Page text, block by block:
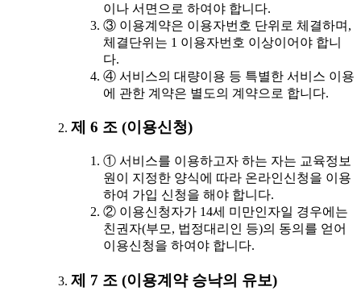
이나 서면으로 하여야 합니다.
③ 이용계약은 이용자번호 단위로 체결하며,
체결단위는 1 이용자번호 이상이어야 합니
다.
④ 서비스의 대량이용 등 특별한 서비스 이용
에 관한 계약은 별도의 계약으로 합니다.
제 6 조 (이용신청)
① 서비스를 이용하고자 하는 자는 교육정보
원이 지정한 양식에 따라 온라인신청을 이용
하여 가입 신청을 해야 합니다.
② 이용신청자가 14세 미만인자일 경우에는
친권자(부모, 법정대리인 등)의 동의를 얻어
이용신청을 하여야 합니다.
제 7 조 (이용계약 승낙의 유보)